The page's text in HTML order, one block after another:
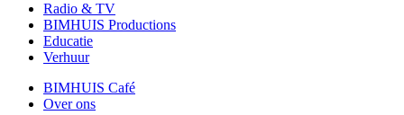
Radio & TV
BIMHUIS Productions
Educatie
Verhuur
BIMHUIS Café
Over ons